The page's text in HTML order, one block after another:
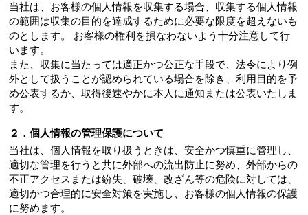
当社は、お客様の個人情報を収集する場合、収集する個人情報
の範囲は収集の目的を達成するために必要な限度を超えないも
のとします。 お客様の権利を損なわないよう十分注意して行
います。
また、収集に当たっては適正かつ公正な手段で、法令により例
外として扱うことが認められている場合を除き、利用目的を予
め公表するか、取得後速やかに本人に通知または公表いたしま
す。
２．個人情報の管理保護について
当社は、個人情報を取り扱うときは、安全かつ慎重に管理し、
適切な管理を行うと共に外部への流出防止に努め、外部からの
不正アクセスまたは紛失、破壊、改ざん等の危険に対しては、
適切かつ合理的に安全対策を実施し、お客様の個人情報の保護
に努めます。